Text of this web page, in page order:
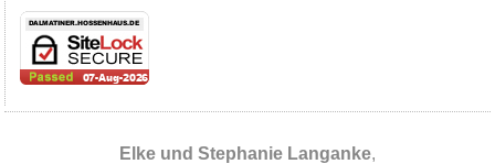
Elke und Stephanie Langanke,